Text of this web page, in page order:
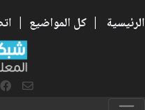
الرئيسية | كل المواضيع |